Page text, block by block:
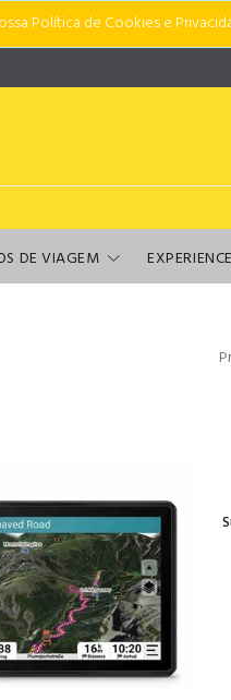
Política de Cookies e
DE VIAGEM